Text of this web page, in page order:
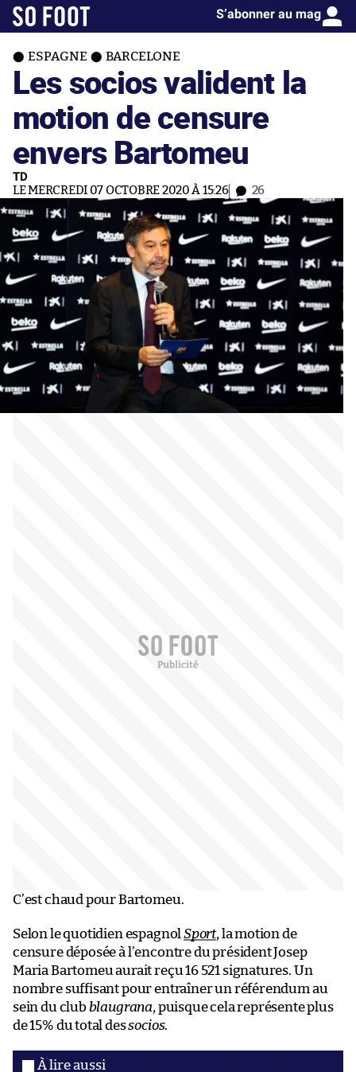
S’abonner au mag
ESPAGNE BARCELONE
Les socios valident la
motion de censure
envers Bartomeu
TD
LE MERCREDI 07 OCTOBRE 2020 À 15:26 26
C’est chaud pour Bartomeu.
Selon le quotidien espagnol Sport, la motion de
censure déposée à l’encontre du président Josep
Maria Bartomeu aurait reçu 16 521 signatures. Un
nombre suffisant pour entraîner un référendum au
sein du club blaugrana, puisque cela représente plus
de 15% du total dessocios.